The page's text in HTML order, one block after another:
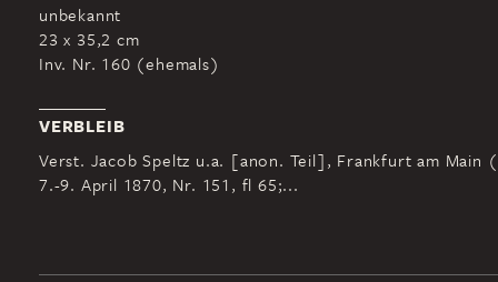
unbekannt
23 x 35,2 cm
Inv. Nr. 160 (ehemals)
VERBLEIB
Verst. Jacob Speltz u.a. [anon. Teil], Frankfurt am Main
7.-9. April 1870, Nr. 151, fl 65;...